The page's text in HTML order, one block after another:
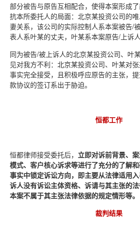
部分被告与原告互相配合，使得本案形成
抗本所委托人的局面：北京某投资公司的
妻关系，该公司的实际控制人系本案被告/
表人系叶某的丈夫，叶某系本案原告/上诉
同为被告/被上诉人的北京某投资公司、叶
见对我方不利：北京某投资公司、叶某对
事实完全接受，且积极呼应原告的主张，
款协议的签订系出于胁迫。
恒都工作
恒都律师接受委托后， 立即对诉前背景、
模式、客户核心诉求等进行了充分的了解
事实中锁定诉讼方向，即主要从法律适用
诉人没有诉讼主体资格、诉请与其主张的法
本案不属于其主张法律依据的规定情形等。
裁判结果